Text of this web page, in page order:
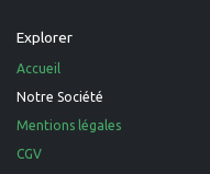
Explorer
Accueil
Notre Société
Mentions légales
CGV